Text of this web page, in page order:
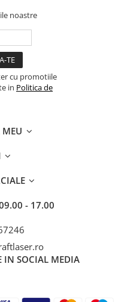
noastre
cu promotiile
in Politica de
- 17.00
IN SOCIAL MEDIA